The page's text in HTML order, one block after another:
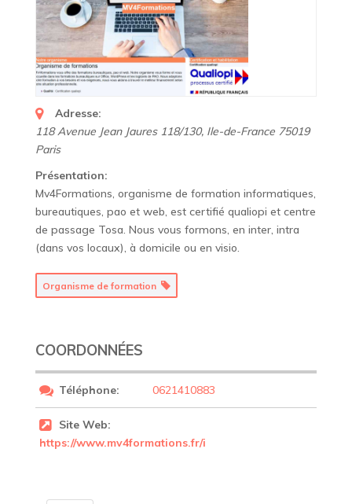
Adresse:
118 Avenue Jean Jaures 118/130, Ile-de-France 75019
Paris
Présentation:
Mv4Formations, organisme de formation informatiques,
bureautiques, pao et web, est certifié qualiopi et centre
de passage Tosa. Nous vous formons, en inter, intra
(dans vos locaux), à domicile ou en visio.
Organisme de formation
COORDONNÉES
Téléphone: 0621410883
Site Web:
https://www.mv4formations.fr/i